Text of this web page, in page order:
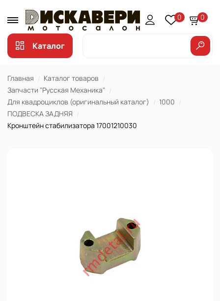
0 0
Каталог
Главная
Каталог товаров
Запчасти "Русская Механика"
Для квадроциклов (оригинальный каталог)
1000
ПОДВЕСКА ЗАДНЯЯ
Кронштейн стабилизатора 17001210030